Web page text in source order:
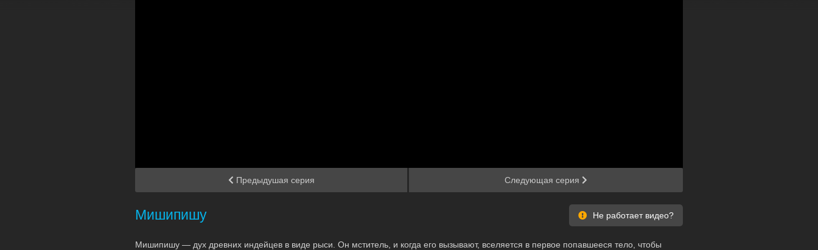
Предыдушая серия Следующая серия
Мишипишу Не работает видео?
Мишипишу — дух древних индейцев в виде рыси. Он мститель, и когда его вызывают, вселяется в первое попавшееся тело, чтобы